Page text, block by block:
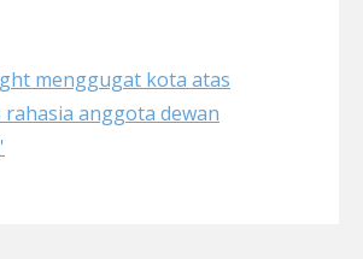
menggugat kota atas
anggota dewan